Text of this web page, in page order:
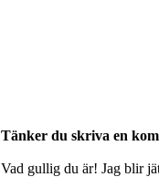
Tänker du skriva en
Vad gullig du är! Jag blir